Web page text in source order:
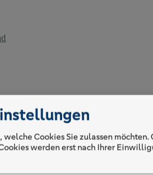
Cookies Sie zulassen
werden erst nach Ihrer